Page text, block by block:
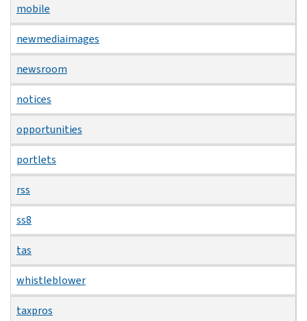
mobile
newmediaimages
newsroom
notices
opportunities
portlets
rss
ss8
tas
whistleblower
taxpros